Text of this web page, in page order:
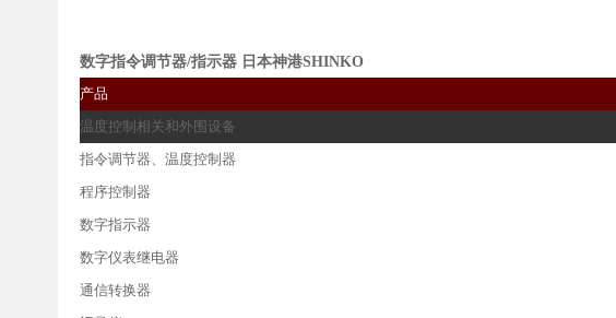
数字指令调节器/指示器 日本神港SHINKO
产品
温度控制相关和外围设备
指令调节器、温度控制器
程序控制器
数字指示器
数字仪表继电器
通信转换器